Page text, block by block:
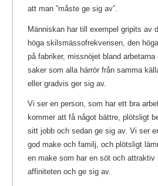
att man ”måste ge sig av”.
Människan har till exempel gripits av
höga skilsmässofrekvensen, den
på fabriker, missnöjet bland arbetarna
saker som alla härrör från samma
eller gradvis ger sig av.
Vi ser en person, som har ett bra
kommer att få något bättre, plötsligt
sitt jobb och sedan ge sig av. Vi ser
god make och familj, och plötsligt
en make som har en söt och attraktiv
affiniteten och ge sig av.